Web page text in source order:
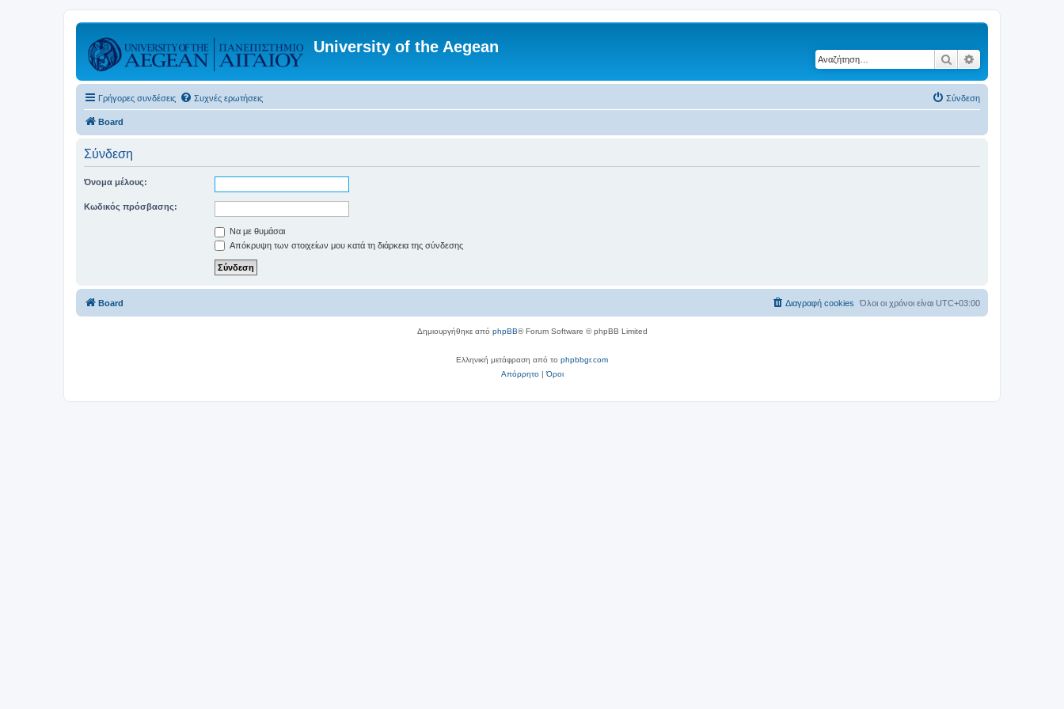
University of the Aegean
Αναζήτηση
Γρήγορες συνδέσεις Συχνές ερωτήσεις Σύνδεση
Board
Σύνδεση
Όνομα μέλους:
Κωδικός πρόσβασης:
Να με θυμάσαι
Απόκρυψη των στοιχείων μου κατά τη διάρκεια της σύνδεσης
Board Όλοι οι χρόνοι είναι UTC+03:00
Διαγραφή cookies
Δημιουργήθηκε από phpBB® Forum Software © phpBB Limited
Ελληνική μετάφραση από το phpbbgr.com
Απόρρητο|Όροι